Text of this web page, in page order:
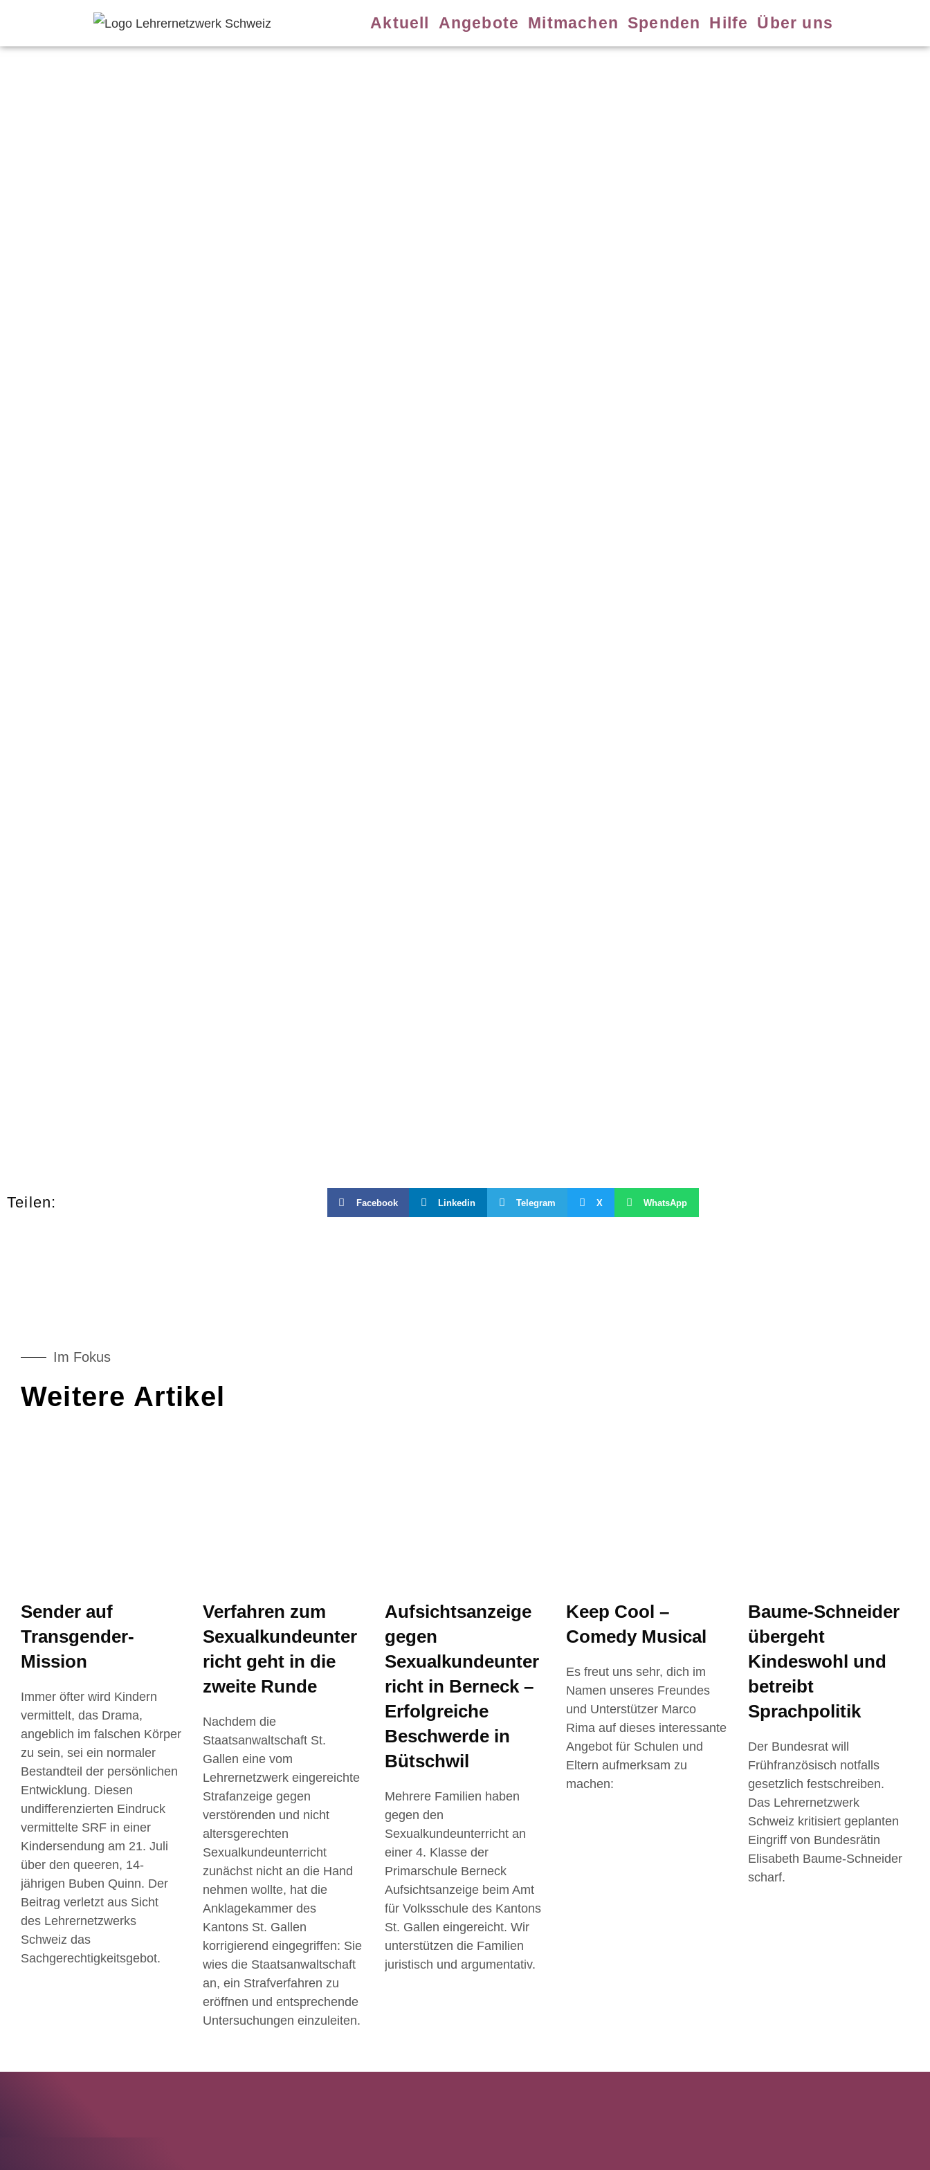
Aktuell Angebote Mitmachen Spenden Hilfe Über uns
Teilen: Facebook Linkedin Telegram X WhatsApp
Im Fokus
Weitere Artikel
Sender auf
Transgender-
Mission
Immer öfter wird Kindern
vermittelt, das Drama,
angeblich im falschen Körper
zu sein, sei ein normaler
Bestandteil der persönlichen
Entwicklung. Diesen
undifferenzierten Eindruck
vermittelte SRF in einer
Kindersendung am 21. Juli
über den queeren, 14-
jährigen Buben Quinn. Der
Beitrag verletzt aus Sicht
des Lehrernetzwerks
Schweiz das
Sachgerechtigkeitsgebot.
Verfahren zum
Sexualkundeunter
richt geht in die
zweite Runde
Nachdem die
Staatsanwaltschaft St.
Gallen eine vom
Lehrernetzwerk eingereichte
Strafanzeige gegen
verstörenden und nicht
altersgerechten
Sexualkundeunterricht
zunächst nicht an die Hand
nehmen wollte, hat die
Anklagekammer des
Kantons St. Gallen
korrigierend eingegriffen: Sie
wies die Staatsanwaltschaft
an, ein Strafverfahren zu
eröffnen und entsprechende
Untersuchungen einzuleiten.
Aufsichtsanzeige
gegen
Sexualkundeunter
richt in Berneck –
Erfolgreiche
Beschwerde in
Bütschwil
Mehrere Familien haben
gegen den
Sexualkundeunterricht an
einer 4. Klasse der
Primarschule Berneck
Aufsichtsanzeige beim Amt
für Volksschule des Kantons
St. Gallen eingereicht. Wir
unterstützen die Familien
juristisch und argumentativ.
Keep Cool –
Comedy Musical
Es freut uns sehr, dich im
Namen unseres Freundes
und Unterstützer Marco
Rima auf dieses interessante
Angebot für Schulen und
Eltern aufmerksam zu
machen:
Baume-Schneider
übergeht
Kindeswohl und
betreibt
Sprachpolitik
Der Bundesrat will
Frühfranzösisch notfalls
gesetzlich festschreiben.
Das Lehrernetzwerk
Schweiz kritisiert geplanten
Eingriff von Bundesrätin
Elisabeth Baume-Schneider
scharf.